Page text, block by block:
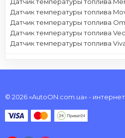
Датчик температуры топлива
Датчик температуры топлива
Датчик температуры топлива
Датчик температуры топлива
© 2026 «AutoON.com.ua» -